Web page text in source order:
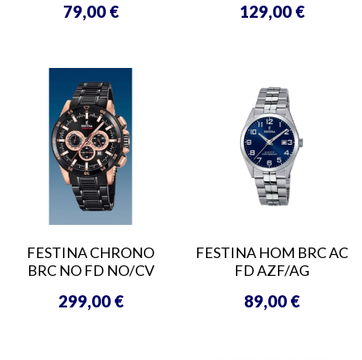
Prix
79,00 € Prix
129,00 €
FESTINA CHRONO
BRC NO FD NO/CV
Prix
299,00 €
FESTINA HOM BRC AC
FD AZF/AG
Prix
89,00 €